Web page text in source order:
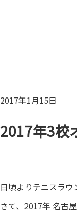
2017年1月15日
2017年3校
日頃よりテニスラウ
さて、2017年 名古